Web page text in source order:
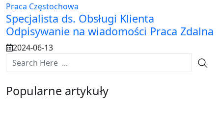
Praca Częstochowa
Specjalista ds. Obsługi Klienta
Odpisywanie na wiadomości Praca Zdalna
2024-06-13
Popularne artykuły